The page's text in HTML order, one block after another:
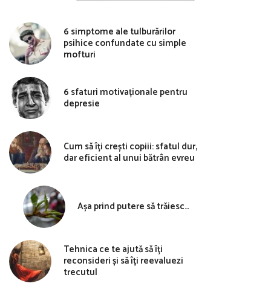
6 simptome ale tulburărilor
psihice confundate cu simple
mofturi
6 sfaturi motivaționale pentru
depresie
Cum să îți crești copiii: sfatul dur,
dar eficient al unui bătrân evreu
Așa prind putere să trăiesc…
Tehnica ce te ajută să îți
reconsideri și să îți reevaluezi
trecutul